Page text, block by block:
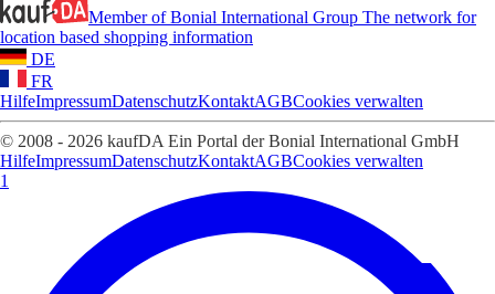
Member of Bonial International Group The network for
location based shopping information
DE
FR
HilfeImpressumDatenschutzKontaktAGBCookies verwalten
© 2008 - 2026 kaufDA Ein Portal der Bonial International GmbH
HilfeImpressumDatenschutzKontaktAGBCookies verwalten
1